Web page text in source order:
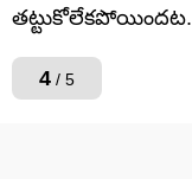
తట్టుకోలేకపోయిందట.
4 / 5